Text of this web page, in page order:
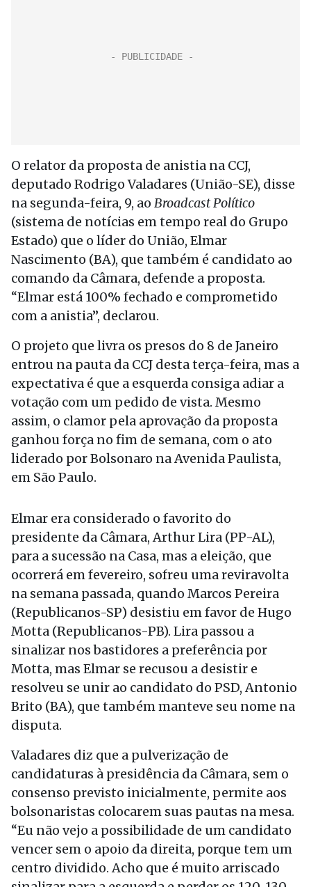
O relator da proposta de anistia na CCJ,
deputado Rodrigo Valadares (União-SE), disse
na segunda-feira, 9, ao Broadcast Político
(sistema de notícias em tempo real do Grupo
Estado) que o líder do União, Elmar
Nascimento (BA), que também é candidato ao
comando da Câmara, defende a proposta.
“Elmar está 100% fechado e comprometido
com a anistia”, declarou.
O projeto que livra os presos do 8 de Janeiro
entrou na pauta da CCJ desta terça-feira, mas a
expectativa é que a esquerda consiga adiar a
votação com um pedido de vista. Mesmo
assim, o clamor pela aprovação da proposta
ganhou força no fim de semana, com o ato
liderado por Bolsonaro na Avenida Paulista,
em São Paulo.
Elmar era considerado o favorito do
presidente da Câmara, Arthur Lira (PP-AL),
para a sucessão na Casa, mas a eleição, que
ocorrerá em fevereiro, sofreu uma reviravolta
na semana passada, quando Marcos Pereira
(Republicanos-SP) desistiu em favor de Hugo
Motta (Republicanos-PB). Lira passou a
sinalizar nos bastidores a preferência por
Motta, mas Elmar se recusou a desistir e
resolveu se unir ao candidato do PSD, Antonio
Brito (BA), que também manteve seu nome na
disputa.
Valadares diz que a pulverização de
candidaturas à presidência da Câmara, sem o
consenso previsto inicialmente, permite aos
bolsonaristas colocarem suas pautas na mesa.
“Eu não vejo a possibilidade de um candidato
vencer sem o apoio da direita, porque tem um
centro dividido. Acho que é muito arriscado